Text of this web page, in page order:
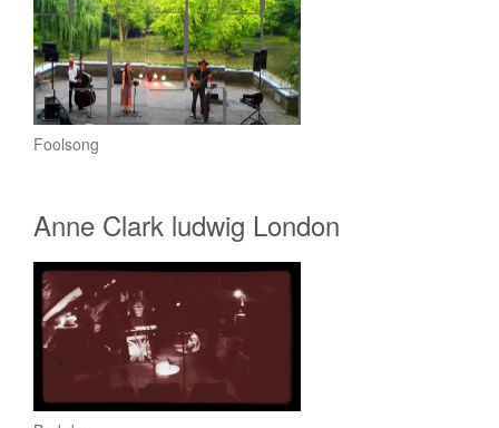
Foolsong
Anne Clark ludwig London